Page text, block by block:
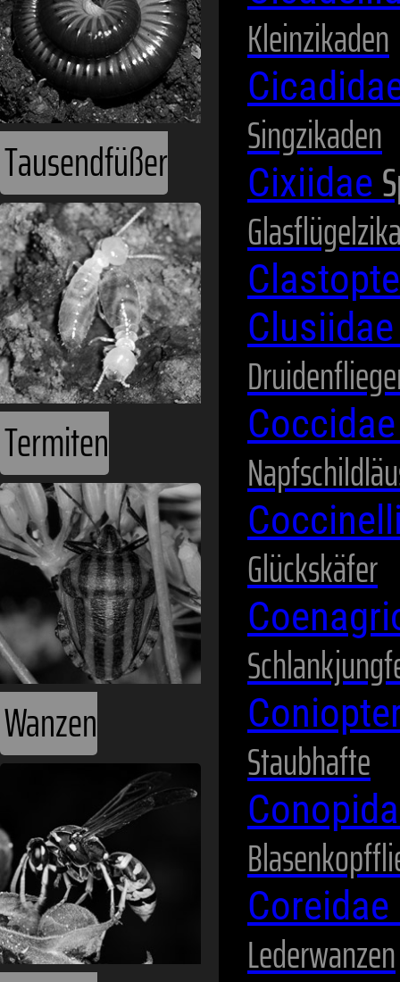
Tausendfüßer
Termiten
Wanzen
Kleinzikaden
Singzikaden
Cixiidae
Glückskäfer
Staubhafte
Coreidae
Lederwanzen